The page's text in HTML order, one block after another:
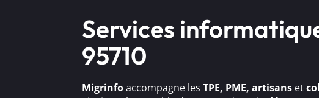
Services
95710
Migrinfoaccompagne lesTPE, PME, artisans et